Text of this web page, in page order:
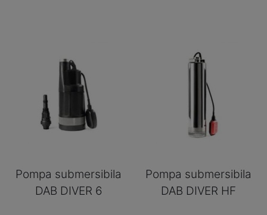
Pompa submersibila
DAB DIVER 6
Pompa submersibila
DAB DIVER HF